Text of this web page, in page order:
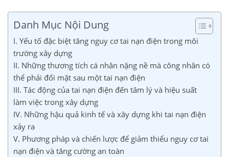
Danh Mục Nội Dung
I. Yếu tố đặc biệt tăng nguy cơ tai nạn điện trong môi
trường xây dựng
II. Những thương tích cá nhân nặng nề mà công nhân có
thể phải đối mặt sau một tai nạn điện
III. Tác động của tai nạn điện đến tâm lý và hiệu suất
làm việc trong xây dựng
IV. Những hậu quả kinh tế và xây dựng khi tai nạn điện
xảy ra
V. Phương pháp và chiến lược để giảm thiểu nguy cơ tai
nạn điện và tăng cường an toàn